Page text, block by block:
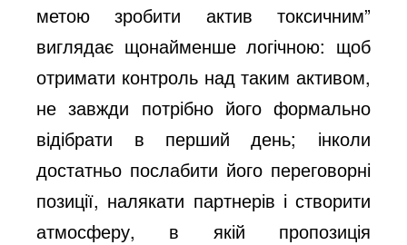
метою зробити актив токсичним”
виглядає щонайменше логічною: щоб
отримати контроль над таким активом,
не завжди потрібно його формально
відібрати в перший день; інколи
достатньо послабити його переговорні
позиції, налякати партнерів і створити
атмосферу, в якій пропозиція